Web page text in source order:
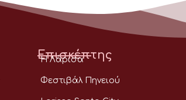
Επισκέπτης
Η Λάρισα
Φεστιβάλ Πηνειού